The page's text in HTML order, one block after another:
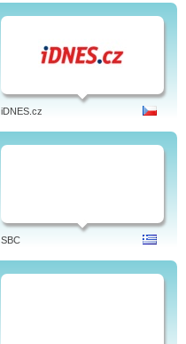
iDNES.cz
SBC